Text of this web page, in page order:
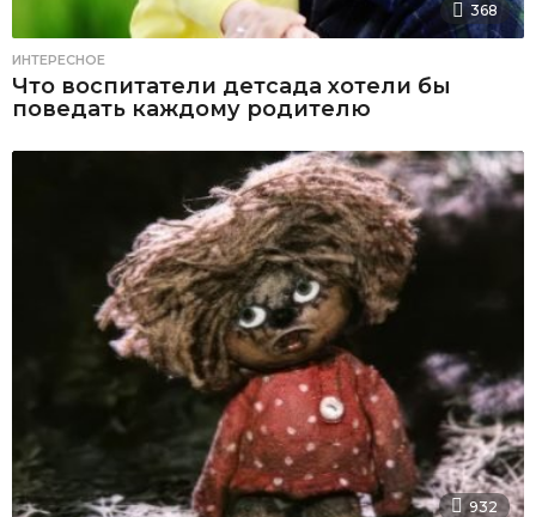
368
ИНТЕРЕСНОЕ
Что воспитатели детсада хотели бы
поведать каждому родителю
932